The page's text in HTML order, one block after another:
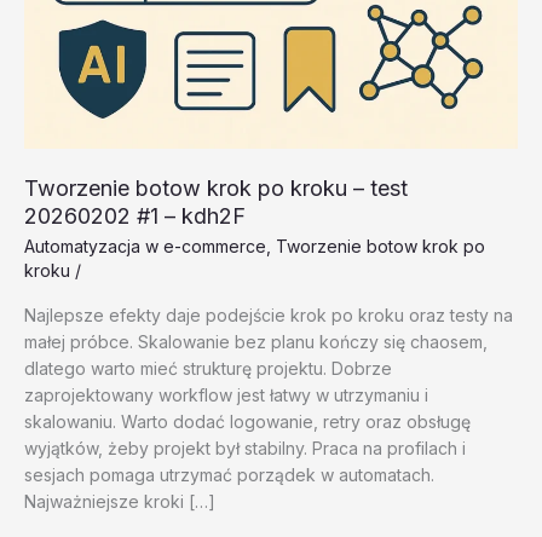
Tworzenie botow krok po kroku – test
20260202 #1 – kdh2F
Automatyzacja w e-commerce Tworzenie botow krok po
kroku /
Najlepsze efekty daje podejście krok po kroku oraz testy na
małej próbce. Skalowanie bez planu kończy się chaosem,
dlatego warto mieć strukturę projektu. Dobrze
zaprojektowany workflow jest łatwy w utrzymaniu i
skalowaniu. Warto dodać logowanie, retry oraz obsługę
wyjątków, żeby projekt był stabilny. Praca na profilach i
sesjach pomaga utrzymać porządek w automatach.
Najważniejsze kroki […]